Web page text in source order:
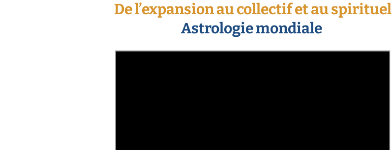
De l’expansion au collectif et au spirituel
Astrologie mondiale